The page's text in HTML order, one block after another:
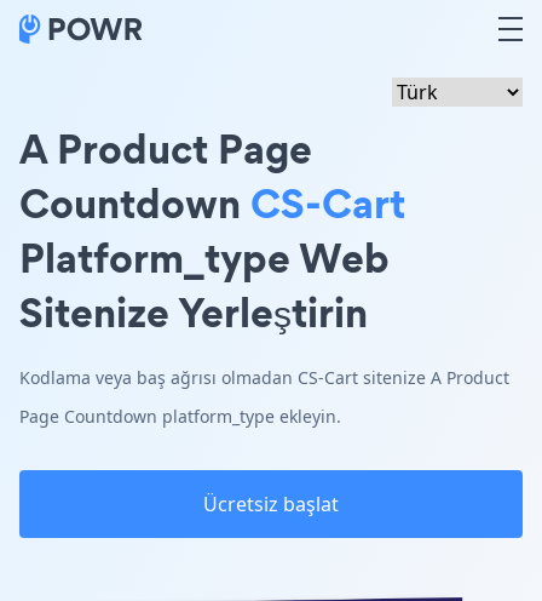
A Product Page
Countdown CS-Cart
Platform_type Web
Sitenize Yerleştirin
Kodlama veya baş ağrısı olmadan CS-Cart sitenize A Product
Page Countdown platform_type ekleyin.
Ücretsiz başlat